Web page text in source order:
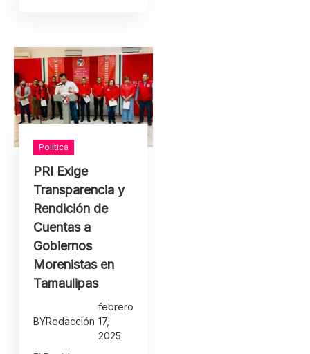
Política
PRI Exige
Transparencia y
Rendición de
Cuentas a
Gobiernos
Morenistas en
Tamaulipas
BYRedacción
febrero
17,
2025